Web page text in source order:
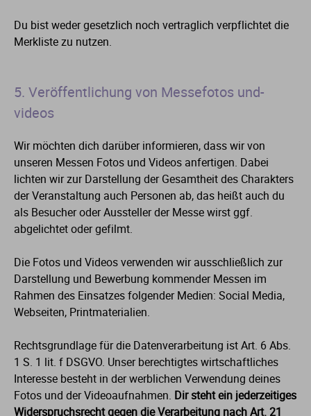
Du bist weder gesetzlich noch vertraglich verpflichtet die
Merkliste zu nutzen.
5. Veröffentlichung von Messefotos und-
videos
Wir möchten dich darüber informieren, dass wir von
unseren Messen Fotos und Videos anfertigen. Dabei
lichten wir zur Darstellung der Gesamtheit des Charakters
der Veranstaltung auch Personen ab, das heißt auch du
als Besucher oder Aussteller der Messe wirst ggf.
abgelichtet oder gefilmt.
Die Fotos und Videos verwenden wir ausschließlich zur
Darstellung und Bewerbung kommender Messen im
Rahmen des Einsatzes folgender Medien: Social Media,
Webseiten, Printmaterialien.
Rechtsgrundlage für die Datenverarbeitung ist Art. 6 Abs.
1 S. 1 lit. f DSGVO. Unser berechtigtes wirtschaftliches
Interesse besteht in der werblichen Verwendung deines
Fotos und der Videoaufnahmen. Dir steht ein jederzeitiges
Widerspruchsrecht gegen die Verarbeitung nach Art. 21